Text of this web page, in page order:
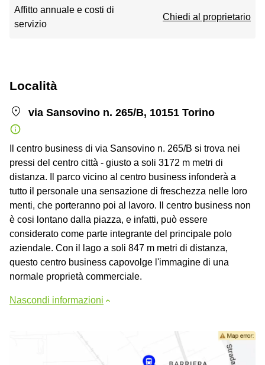
Affitto annuale e costi di
servizio
Chiedi al proprietario
Località
via Sansovino n. 265/B, 10151 Torino
Il centro business di via Sansovino n. 265/B si trova nei
pressi del centro città - giusto a soli 3172 m metri di
distanza. Il parco vicino al centro business infonderà a
tutto il personale una sensazione di freschezza nelle loro
menti, che porteranno poi al lavoro. Il centro business non
è cosi lontano dalla piazza, e infatti, può essere
considerato come parte integrante del principale polo
aziendale. Con il lago a soli 847 m metri di distanza,
questo centro business capovolge l'immagine di una
normale proprietà commerciale.
Nascondi informazioni